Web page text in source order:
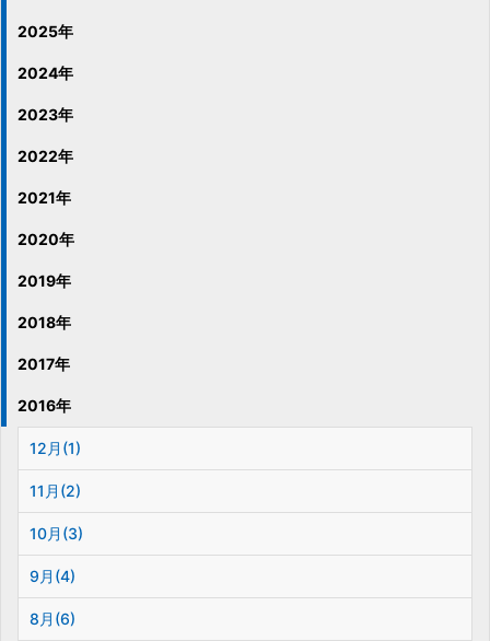
2025年
2024年
2023年
2022年
2021年
2020年
2019年
2018年
2017年
2016年
12月(1)
11月(2)
10月(3)
9月(4)
8月(6)